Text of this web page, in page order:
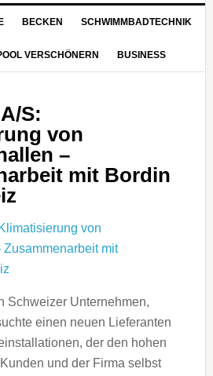
BECKEN SCHWIMMBADTECHNIK
VERSCHÖNERN BUSINESS
S:
von
–
mit Bordin
Schweizer Unternehmen,
einen neuen Lieferanten
der den hohen
und der Firma selbst